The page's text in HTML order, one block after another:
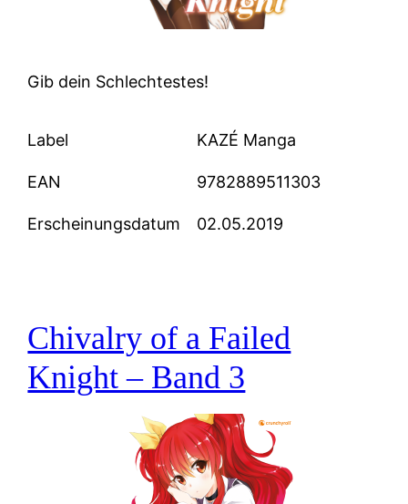
Gib dein Schlechtestes!
Label KAZÉ Manga
EAN 9782889511303
Erscheinungsdatum 02.05.2019
Chivalry of a Failed
Knight – Band 3